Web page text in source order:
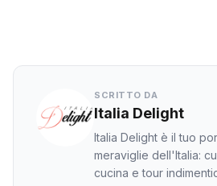
SCRITTO DA
Italia Delight
Italia Delight è il tuo
meraviglie dell'Italia:
cucina e tour